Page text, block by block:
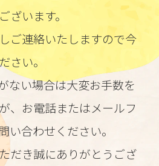
ざいます。
ご連絡いたしますので今
さい。
ない場合は大変お手数を
、お電話またはメールフ
い合わせください。
だき誠にありがとうござ